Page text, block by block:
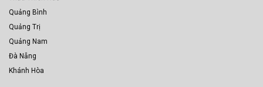
Quảng Bình
Quảng Trị
Quảng Nam
Đà Nẵng
Khánh Hòa